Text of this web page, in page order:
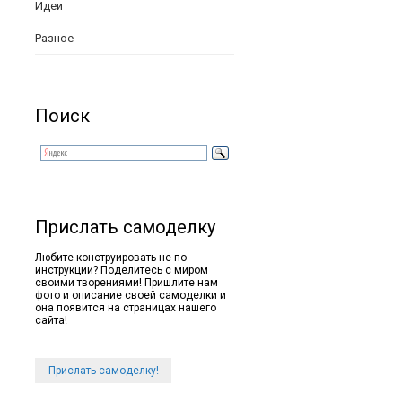
Идеи
Разное
Поиск
Прислать самоделку
Любите конструировать не по
инструкции? Поделитесь с миром
своими творениями! Пришлите нам
фото и описание своей самоделки и
она появится на страницах нашего
сайта!
Прислать самоделку!